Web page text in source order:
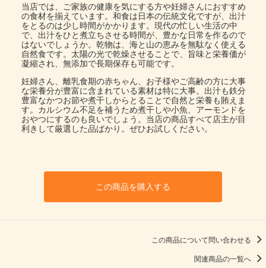
当店では、ご家族の健康を気にする方や妊婦さんにおすすめ
の食材を揃えています。和食は日本の伝統文化ですが、出汁
をとるのは少し時間がかかります。現代の忙しい生活の中
で、出汁をひと煮立ちさせる時間が、豊かな日常を作るので
はないでしょうか。乾物は、海と山の恵みを無駄なく使える
自然食です。太陽の光で乾燥させることで、旨味と栄養価が
凝縮され、無添加で長期保存も可能です。
妊婦さん、離乳食期の赤ちゃん、お子様やご高齢の方に大事
な栄養分が豊富に含まれている素材は特に大事。出汁も鉄分
豊富なかつお節や煮干しからとることで自然と栄養も賄えま
す。カルシウム不足を補うため煮干しや小魚、アーモンドを
おやつにするのも良いでしょう。当店の商品すべて店主が目
利きして厳選した品ばかり。ぜひお試しください。
この商品を購入する
この商品について問い合わせる
関連商品の一覧へ